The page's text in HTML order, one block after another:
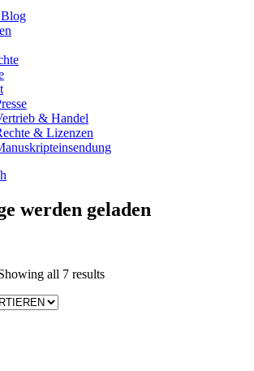
& Handel
& Lizenzen
werden geladen
all 7 results